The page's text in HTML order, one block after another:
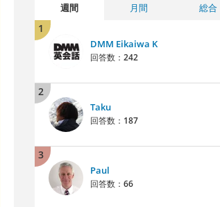
週間 月間 総合
1
DMM Eikaiwa K
回答数： 242
2
Taku
回答数： 187
3
Paul
回答数： 66